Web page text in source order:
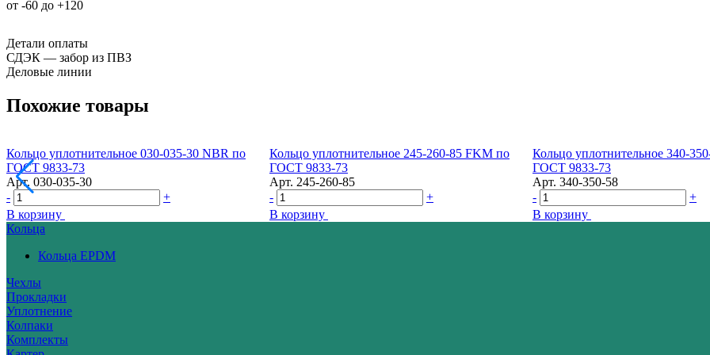
от -60 до +120
Детали оплаты
СДЭК — забор из ПВЗ
Деловые линии
Похожие товары
Кольцо уплотнительное 030-035-30 NBR по
ГОСТ 9833-73
Арт. 030-035-30
-
+
В корзину
Кольцо уплотнительное 245-260-85 FKM по
ГОСТ 9833-73
Арт. 245-260-85
-
+
В корзину
Кольцо уплотнительное 340-
ГОСТ 9833-73
Арт. 340-350-58
-
+
В корзину
Кольца
Кольца EPDM
Чехлы
Прокладки
Уплотнение
Колпаки
Комплекты